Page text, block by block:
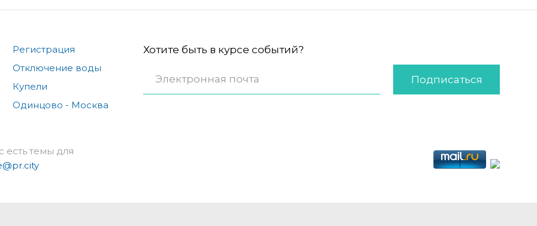
Регистрация
Отключение воды
Купели
Одинцово - Москва
Хотите быть в курсе событий?
Подписаться
есть темы для